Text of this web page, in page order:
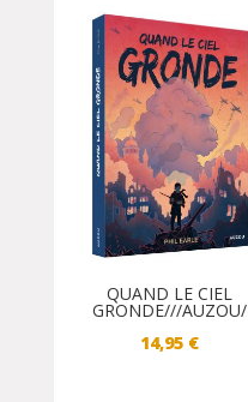
QUAND LE CIEL
GRONDE///AUZOU/
14,95 €